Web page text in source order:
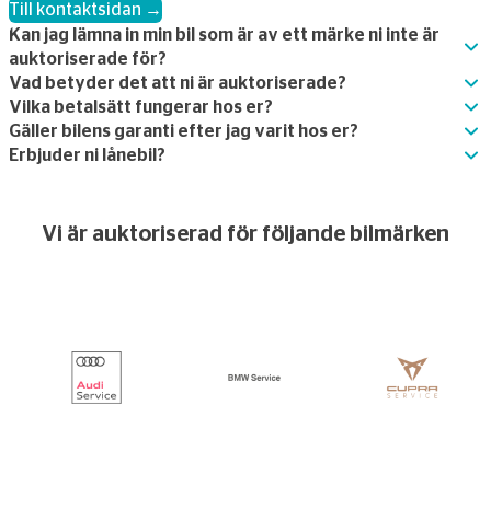
Till kontaktsidan →
Kan jag lämna in min bil som är av ett märke ni inte är
auktoriserade för?
Vad betyder det att ni är auktoriserade?
Vilka betalsätt fungerar hos er?
Gäller bilens garanti efter jag varit hos er?
Erbjuder ni lånebil?
Vi är auktoriserad för följande bilmärken